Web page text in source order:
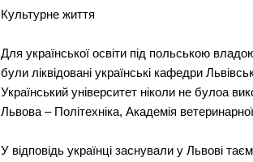
Культурне життя
Для української освіти під польською
були ліквідовані українські кафедри
Український університет ніколи не булоа
Львова – Політехніка, Академія
У відповідь українці заснували у Львові